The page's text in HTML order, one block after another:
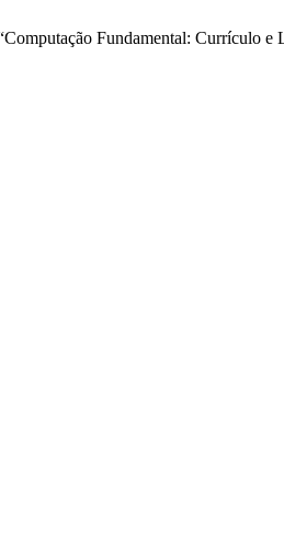
Fundamental: Currículo